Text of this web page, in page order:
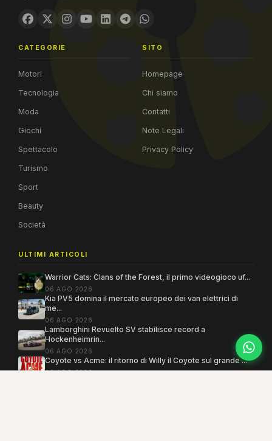
CATEGORIE
Motori
Tecnologia
Moda
Giochi
Spettacolo
Turismo
Sport
Beauty
Società
SITO
Homepage
Chi siamo
Contatti
Note Legali
Privacy Policy
ULTIMI ARTICOLI
Warrior Cats: Clans of the Forest, il primo videogioco uf...
06 AGO 2026
Kia PV5 domina il mercato europeo dei van elettrici di
me...
06 AGO 2026
Lamborghini Revuelto SV stabilisce record a
Hockenheimrin...
06 AGO 2026
Coyote vs Acme: il ritorno di Willy il Coyote sul grande ...
06 AGO 2026